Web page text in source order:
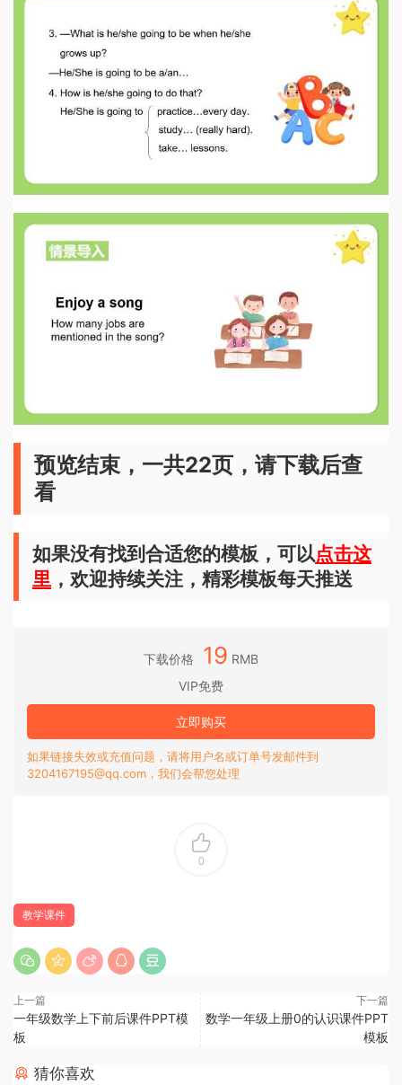
预览结束，一共22页，请下载后查
看
如果没有找到合适您的模板，可以点击这
里 ，欢迎持续关注，精彩模板每天推送
下载价格 19 RMB
VIP免费
立即购买
如果链接失效或充值问题，请将用户名或订单号发邮件到
3204167195@qq.com，我们会帮您处理
0
教学课件
上一篇
一年级数学上下前后课件PPT模
板
下一篇
数学一年级上册0的认识课件PPT
模板
猜你喜欢